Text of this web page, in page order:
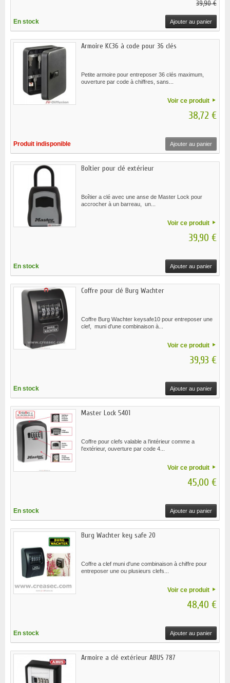
39,90 €
En stock Ajouter au panier
Armoire KC36 à code pour 36 clés
Petite armoire pour entreposer 36 clés maximum,
ouverture par code à chiffres, sans...
Voir ce produit
38,72 €
Produit indisponible Ajouter au panier
Boîtier pour clé extérieur
Boîtier a clé avec une anse de Master Lock pour
accrocher à un barreau, un...
Voir ce produit
39,90 €
En stock Ajouter au panier
Coffre pour clé Burg Wachter
Coffre Burg Wachter keysafe10 pour entreposer une
clef, muni d'une combinaison à...
Voir ce produit
39,93 €
En stock Ajouter au panier
Master Lock 5401
Coffre pour clefs valable a l'intérieur comme a
l'extérieur, ouverture par code 4...
Voir ce produit
45,00 €
En stock Ajouter au panier
Burg Wachter key safe 20
Coffre a clef muni d'une combinaison à chiffre pour
entreposer une ou plusieurs clefs...
Voir ce produit
48,40 €
En stock Ajouter au panier
Armoire a clé extérieur ABUS 787